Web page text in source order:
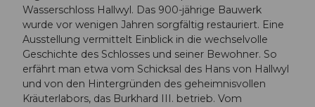
Wasserschloss Hallwyl. Das 900-jährige Bauwerk
wurde vor wenigen Jahren sorgfältig restauriert. Eine
Ausstellung vermittelt Einblick in die wechselvolle
Geschichte des Schlosses und seiner Bewohner. So
erfährt man etwa vom Schicksal des Hans von Hallwyl
und von den Hintergründen des geheimnisvollen
Kräuterlabors, das Burkhard III. betrieb. Vom